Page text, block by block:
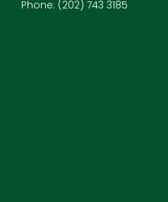
Phone: (202) 743 3185